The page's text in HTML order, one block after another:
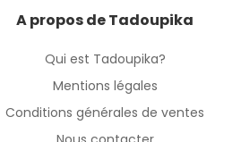
A propos de Tadoupika
Qui est Tadoupika?
Mentions légales
Conditions générales de ventes